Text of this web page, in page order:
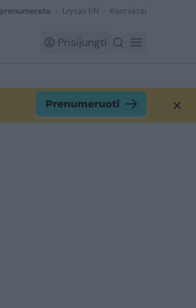
Lrytas EN Kontaktai
Prisijungti